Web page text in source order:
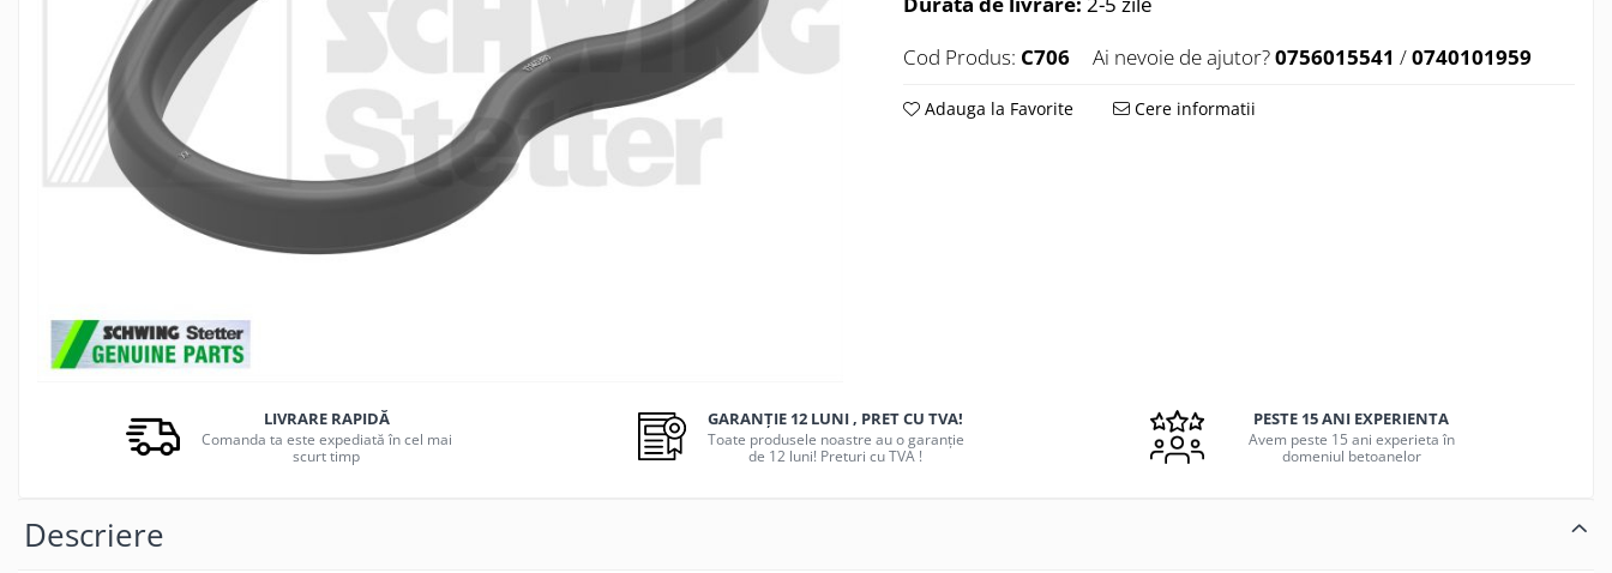
PIESE PUTZMEISTER
PIESE WAITZNGER
STATII DE BETOANE LIEBHERR
STATII DE BETOANE STETTER
Cod Produs: C706 Ai nevoie de ajutor?0756015541 /0740101959
Adauga la Favorite Cere informatii
LIVRARE RAPIDĂ
Comanda ta este expediată în cel mai
scurt timp
GARANȚIE 12 LUNI , PRET CU TVA!
Toate produsele noastre au o garanție
de 12 luni! Preturi cu TVA !
PESTE 15 ANI EXPERIENTA
Avem peste 15 ani experieta în
domeniul betoanelor
Descriere